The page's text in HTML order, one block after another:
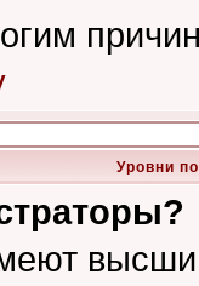
Уровни